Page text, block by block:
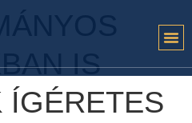
IS
ÍGÉRETES